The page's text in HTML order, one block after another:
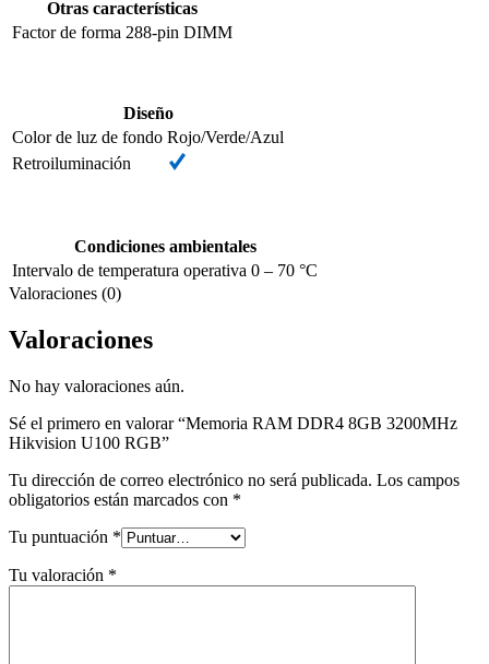
Otras características
Factor de forma 288-pin DIMM
Diseño
Color de luz de fondo Rojo/Verde/Azul
Retroiluminación
Condiciones ambientales
Intervalo de temperatura operativa 0 – 70 °C
Valoraciones (0)
Valoraciones
No hay valoraciones aún.
Sé el primero en valorar “Memoria RAM DDR4 8GB 3200MHz
Hikvision U100 RGB”
Tu dirección de correo electrónico no será publicada. Los campos
obligatorios están marcados con *
Tu puntuación *
Tu valoración *